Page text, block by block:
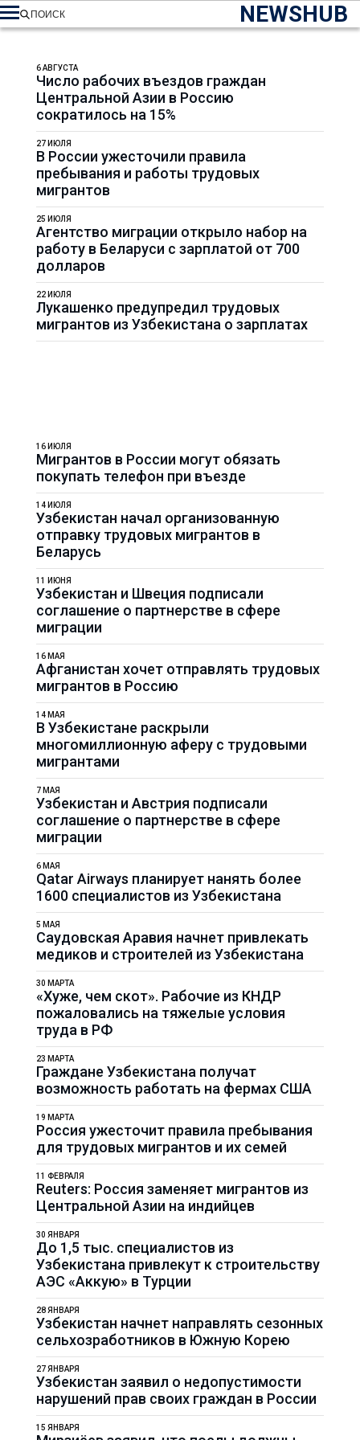
NEWSHUB
ПОИСК
Число рабочих въездов граждан
Центральной Азии в Россию
сократилось на 15%
6 АВГУСТА
В России ужесточили правила
пребывания и работы трудовых
мигрантов
27 ИЮЛЯ
Агентство миграции открыло набор на
работу в Беларуси с зарплатой от 700
долларов
25 ИЮЛЯ
Лукашенко предупредил трудовых
мигрантов из Узбекистана о зарплатах
22 ИЮЛЯ
Мигрантов в России могут обязать
покупать телефон при въезде
16 ИЮЛЯ
Узбекистан начал организованную
отправку трудовых мигрантов в
Беларусь
14 ИЮЛЯ
Узбекистан и Швеция подписали
соглашение о партнерстве в сфере
миграции
11 ИЮНЯ
Афганистан хочет отправлять трудовых
мигрантов в Россию
16 МАЯ
В Узбекистане раскрыли
многомиллионную аферу с трудовыми
мигрантами
14 МАЯ
Узбекистан и Австрия подписали
соглашение о партнерстве в сфере
миграции
7 МАЯ
Qatar Airways планирует нанять более
1600 специалистов из Узбекистана
6 МАЯ
Саудовская Аравия начнет привлекать
медиков и строителей из Узбекистана
5 МАЯ
«Хуже, чем скот». Рабочие из КНДР
пожаловались на тяжелые условия
труда в РФ
30 МАРТА
Граждане Узбекистана получат
возможность работать на фермах США
23 МАРТА
Россия ужесточит правила пребывания
для трудовых мигрантов и их семей
19 МАРТА
Reuters: Россия заменяет мигрантов из
Центральной Азии на индийцев
11 ФЕВРАЛЯ
До 1,5 тыс. специалистов из
Узбекистана привлекут к строительству
АЭС «Аккую» в Турции
30 ЯНВАРЯ
Узбекистан начнет направлять сезонных
сельхозработников в Южную Корею
28 ЯНВАРЯ
Узбекистан заявил о недопустимости
нарушений прав своих граждан в России
27 ЯНВАРЯ
15 ЯНВАРЯ